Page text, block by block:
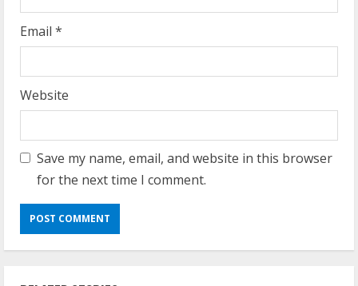
Email *
Website
Save my name, email, and website in this browser
for the next time I comment.